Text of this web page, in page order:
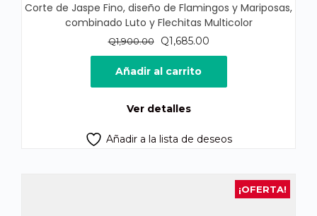
Corte de Jaspe Fino, diseño de Flamingos y Mariposas,
combinado Luto y Flechitas Multicolor
Q1,900.00
El
precio
original
era:
Q1,685.00El
precio
es:
Añadir al carrito
Ver detalles
Añadir a la lista de deseos
¡OFERTA!